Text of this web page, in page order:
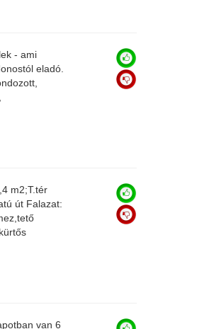
- ami
eladó.
m2;T.tér
út Falazat:
van 6